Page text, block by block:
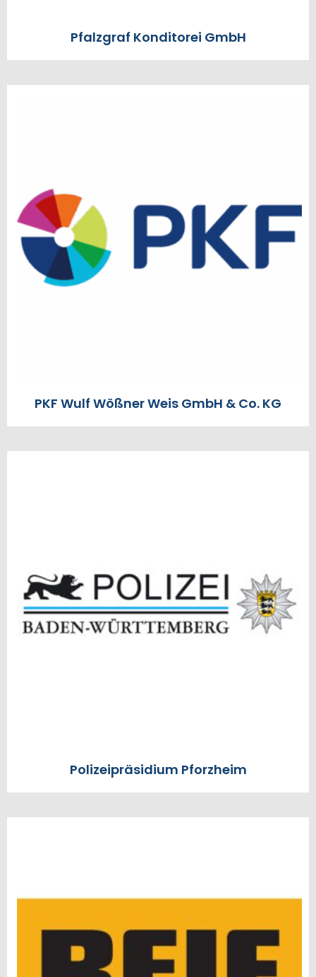
Pfalzgraf Konditorei GmbH
PKF Wulf Wößner Weis GmbH & Co. KG
Polizeipräsidium Pforzheim